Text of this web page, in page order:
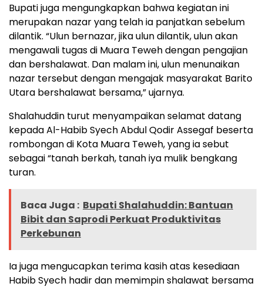
Bupati juga mengungkapkan bahwa kegiatan ini
merupakan nazar yang telah ia panjatkan sebelum
dilantik. “Ulun bernazar, jika ulun dilantik, ulun akan
mengawali tugas di Muara Teweh dengan pengajian
dan bershalawat. Dan malam ini, ulun menunaikan
nazar tersebut dengan mengajak masyarakat Barito
Utara bershalawat bersama,” ujarnya.
Shalahuddin turut menyampaikan selamat datang
kepada Al-Habib Syech Abdul Qodir Assegaf beserta
rombongan di Kota Muara Teweh, yang ia sebut
sebagai “tanah berkah, tanah iya mulik bengkang
turan.
Baca Juga : Bupati Shalahuddin: Bantuan
Bibit dan Saprodi Perkuat Produktivitas
Perkebunan
Ia juga mengucapkan terima kasih atas kesediaan
Habib Syech hadir dan memimpin shalawat bersama